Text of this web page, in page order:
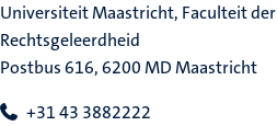
Universiteit Maastricht, Faculteit der
Rechtsgeleerdheid
Postbus 616, 6200 MD Maastricht
+31 43 3882222